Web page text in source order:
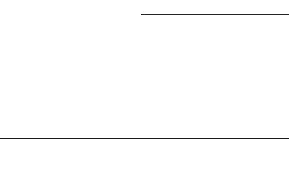
安心2 視力測定無料